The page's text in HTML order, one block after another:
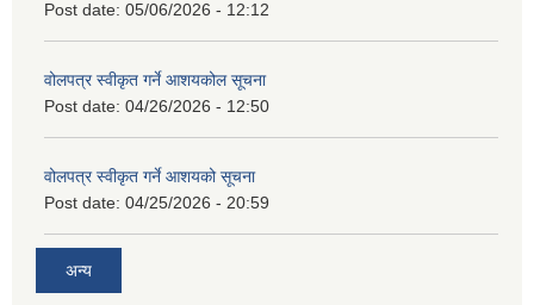
Post date: 05/06/2026 - 12:12
वोलपत्र स्वीकृत गर्ने आशयकोल सूचना
Post date: 04/26/2026 - 12:50
वोलपत्र स्वीकृत गर्ने आशयको सूचना
Post date: 04/25/2026 - 20:59
अन्य